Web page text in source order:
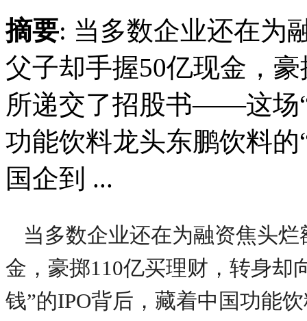
摘要: 当多数企业还在为
父子却手握50亿现金，
所递交了招股书——这场
功能饮料龙头东鹏饮料
国企到 ...
当多数企业还在为融资焦头
金，豪掷110亿买理财，转身
钱”的IPO背后，藏着中国功能